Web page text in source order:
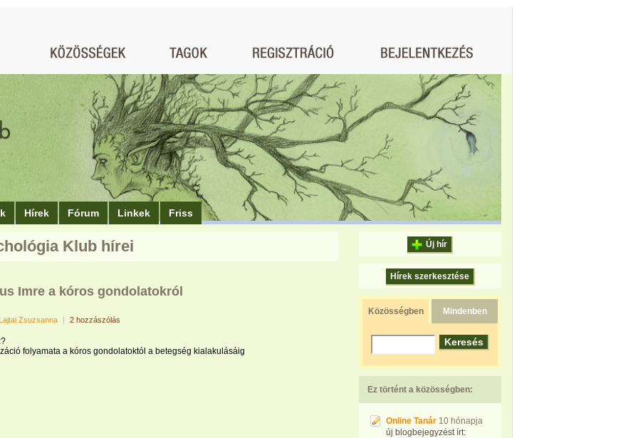
Hírek Fórum Linkek Friss
Klub hírei
Imre a kóros gondolatokról
Lajtai Zsuzsanna | 2 hozzászólás
folyamata a kóros gondolatoktól a betegség kialakulásáig
Új hír
Hírek szerkesztése
Közösségben Mindenben
Ez történt a közösségben:
Online Tanár 10 hónapja
új blogbejegyzést írt: